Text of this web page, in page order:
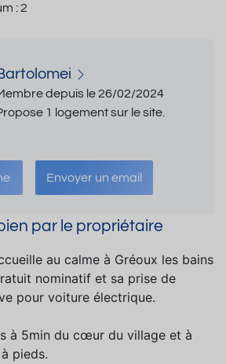
:2
depuis le 26/02/2024
1 logement sur le site.
Envoyer un email
par le propriétaire
au calme à Gréoux les bains
nominatif et sa prise de
pour voiture électrique.
à 5min du cœur du village et à
pieds.